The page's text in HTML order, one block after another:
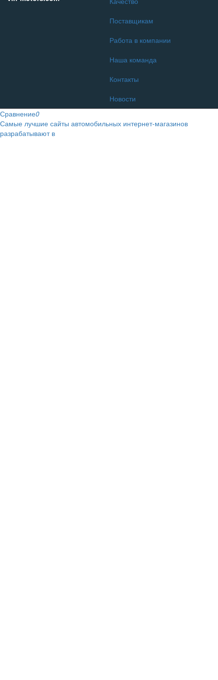
Поставщикам
Работа в компании
Наша команда
Контакты
Новости
Сравнение0
Самые лучшие сайты автомобильных интернет-магазинов
разрабатывают в